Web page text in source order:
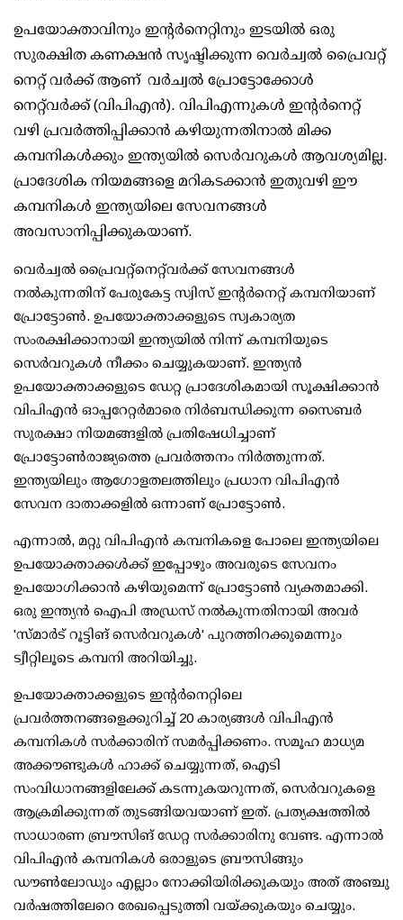
ഉപയോക്താവിനും ഇന്റർനെറ്റിനും ഇടയിൽ ഒരു
സുരക്ഷിത കണക്ഷൻ സൃഷ്ടിക്കുന്ന വെർച്വൽ പ്രൈവറ്റ്
നെറ്റ് വർക്ക്‌ ആണ്വര്‍ച്വല്‍ പ്രോട്ടോക്കോള്‍
നെറ്റ്‌വര്‍ക്ക് (വിപിഎന്‍). വിപിഎന്നുകള്‍ ഇന്റര്‍നെറ്റ്
വഴി പ്രവര്‍ത്തിപ്പിക്കാന്‍ കഴിയുന്നതിനാല്‍ മിക്ക
കമ്പനികള്‍ക്കും ഇന്ത്യയില്‍ സെര്‍വറുകള്‍ ആവശ്യമില്ല.
പ്രാദേശിക നിയമങ്ങളെ മറികടക്കാന്‍ ഇതുവഴി ഈ
കമ്പനികള്‍ ഇന്ത്യയിലെ സേവനങ്ങള്‍
അവസാനിപ്പിക്കുകയാണ്.
വെര്‍ച്വല്‍ പ്രൈവറ്റ്‌നെറ്റ്‌വര്‍ക്ക് സേവനങ്ങള്‍
നല്‍കുന്നതിന് പേരുകേട്ട സ്വിസ് ഇന്റര്‍നെറ്റ് കമ്പനിയാണ്
പ്രോട്ടോണ്‍. ഉപയോക്താക്കളുടെ സ്വകാര്യത
സംരക്ഷിക്കാനായി ഇന്ത്യയില്‍ നിന്ന് കമ്പനിയുടെ
സെര്‍വറുകള്‍ നീക്കം ചെയ്യുകയാണ്. ഇന്ത്യന്‍
ഉപയോക്താക്കളുടെ ഡേറ്റ പ്രാദേശികമായി സൂക്ഷിക്കാന്‍
വിപിഎന്‍ ഓപ്പറേറ്റര്‍മാരെ നിര്‍ബന്ധിക്കുന്ന സൈബര്‍
സുരക്ഷാ നിയമങ്ങളില്‍ പ്രതിഷേധിച്ചാണ്
പ്രോട്ടോണ്‍രാജ്യത്തെ പ്രവര്‍ത്തനം നിര്‍ത്തുന്നത്.
ഇന്ത്യയിലും ആഗോളതലത്തിലും പ്രധാന വിപിഎന്‍
സേവന ദാതാക്കളില്‍ ഒന്നാണ് പ്രോട്ടോണ്‍.
എന്നാല്‍, മറ്റു വിപിഎന്‍ കമ്പനികളെ പോലെ ഇന്ത്യയിലെ
ഉപയോക്താക്കള്‍ക്ക് ഇപ്പോഴും അവരുടെ സേവനം
ഉപയോഗിക്കാന്‍ കഴിയുമെന്ന് പ്രോട്ടോണ്‍ വ്യക്തമാക്കി.
ഒരു ഇന്ത്യന്‍ ഐപി അഡ്രസ് നല്‍കുന്നതിനായി അവര്‍
'സ്മാര്‍ട് റൂട്ടിങ് സെര്‍വറുകള്‍' പുറത്തിറക്കുമെന്നും
ട്വീറ്റിലൂടെ കമ്പനി അറിയിച്ചു.
ഉപയോക്താക്കളുടെ ഇന്റര്‍നെറ്റിലെ
പ്രവര്‍ത്തനങ്ങളെക്കുറിച്ച് 20 കാര്യങ്ങള്‍ വിപിഎന്‍
കമ്പനികള്‍ സര്‍ക്കാരിന് സമര്‍പ്പിക്കണം. സമൂഹ മാധ്യമ
അക്കൗണ്ടുകള്‍ ഹാക്ക് ചെയ്യുന്നത്, ഐടി
സംവിധാനങ്ങളിലേക്ക് കടന്നുകയറുന്നത്, സെര്‍വറുകളെ
ആക്രമിക്കുന്നത് തുടങ്ങിയവയാണ് ഇത്. പ്രത്യക്ഷത്തില്‍
സാധാരണ ബ്രൗസിങ് ഡേറ്റ സര്‍ക്കാരിനു വേണ്ട. എന്നാല്‍
വിപിഎന്‍ കമ്പനികള്‍ ഒരാളുടെ ബ്രൗസിങ്ങും
ഡൗണ്‍ലോഡും എല്ലാം നോക്കിയിരിക്കുകയും അത് അഞ്ചു
വര്‍ഷത്തിലേറെ രേഖപ്പെടുത്തി വയ്ക്കുകയും ചെയ്യും.